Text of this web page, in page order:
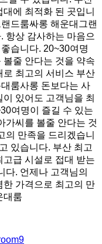
에 최적화 된 곳입니
드룸싸롱 해운대그랜
항상 감사하는 마음으
습니다. 20~30여명
줄 안다는 것을 약속
로 최고의 서비스 부산
룸사롱 돈보다는 사
있어도 고객님을 최
여명이 즐길 수 있는
가씨를 볼줄 안다는 것
의 만족을 드리겠습니
있습니다. 부산 최고
급 시설로 접대 받는
다. 언제나 고객님의
가격으로 최고의 만
대룸